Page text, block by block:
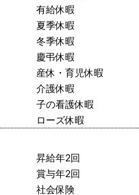
有給休暇
夏季休暇
冬季休暇
慶弔休暇
産休・育児休暇
介護休暇
子の看護休暇
ローズ休暇
昇給年2回
賞与年2回
社会保険